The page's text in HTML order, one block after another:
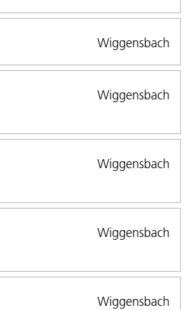
Wiggensbach
Wiggensbach
Wiggensbach
Wiggensbach
Wiggensbach